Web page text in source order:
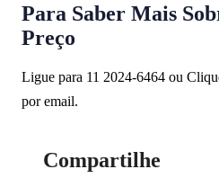
Para Saber Mais
Preço
Ligue para 11 2024-6464 ou
por email.
Compartilhe